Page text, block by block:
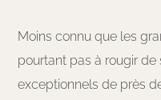
Moins connu que les
pourtant pas à rougir de
exceptionnels de près